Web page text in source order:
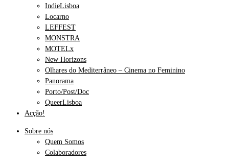
IndieLisboa
Locarno
LEFFEST
MONSTRA
MOTELx
New Horizons
Olhares do Mediterrâneo – Cinema no Feminino
Panorama
Porto/Post/Doc
QueerLisboa
Acção!
Sobre nós
Quem Somos
Colaboradores